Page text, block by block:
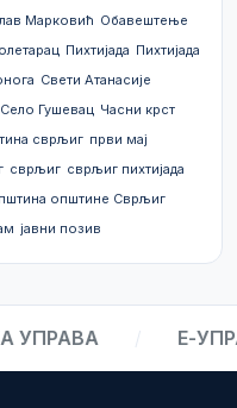
Марковић Обавештење
Пихтијада Пихтијада
Свети Атанасије
Село Гушевац Часни крст
сврљиг први мај
сврљиг сврљиг пихтијада
општине Сврљиг
јавни позив
Е-